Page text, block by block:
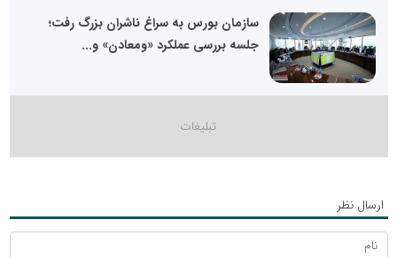
سازمان بورس به سراغ ناشران بزرگ رفت؛
جلسه بررسی عملکرد «ومعادن» و...
ارسال نظر